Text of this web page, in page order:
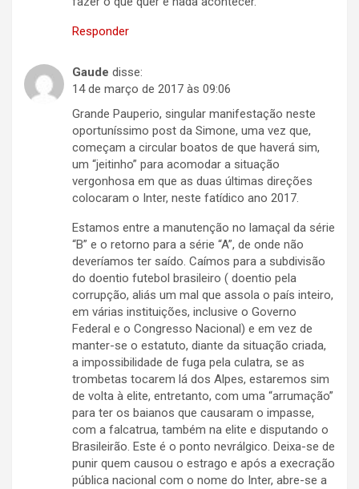
Responder
Gaude disse:
14 de março de 2017 às 09:06
Grande Pauperio, singular manifestação neste
oportuníssimo post da Simone, uma vez que,
começam a circular boatos de que haverá sim,
um “jeitinho” para acomodar a situação
vergonhosa em que as duas últimas direções
colocaram o Inter, neste fatídico ano 2017.
Estamos entre a manutenção no lamaçal da série
“B” e o retorno para a série “A”, de onde não
deveríamos ter saído. Caímos para a subdivisão
do doentio futebol brasileiro ( doentio pela
corrupção, aliás um mal que assola o país inteiro,
em várias instituições, inclusive o Governo
Federal e o Congresso Nacional) e em vez de
manter-se o estatuto, diante da situação criada,
a impossibilidade de fuga pela culatra, se as
trombetas tocarem lá dos Alpes, estaremos sim
de volta à elite, entretanto, com uma “arrumação”
para ter os baianos que causaram o impasse,
com a falcatrua, também na elite e disputando o
Brasileirão. Este é o ponto nevrálgico. Deixa-se de
punir quem causou o estrago e após a execração
pública nacional com o nome do Inter, abre-se a